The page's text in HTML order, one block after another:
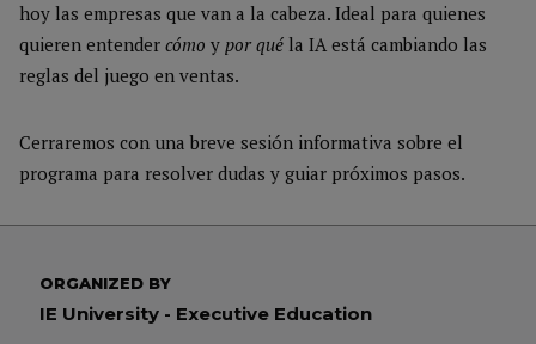
hoy las empresas que van a la cabeza. Ideal para quienes
quieren entender cómo y por qué la IA está cambiando las
reglas del juego en ventas.
Cerraremos con una breve sesión informativa sobre el
programa para resolver dudas y guiar próximos pasos.
ORGANIZED BY
IE University - Executive Education